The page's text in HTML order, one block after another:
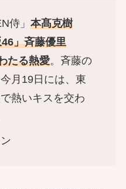
侍」 本髙克樹
」斉藤優里
たる熱愛。斉藤の
月19日には、東
熱いキスを交わ